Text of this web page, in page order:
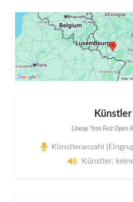
Künstler
Lineup "Iron Fest Open
Künstleranzahl
Künstler: